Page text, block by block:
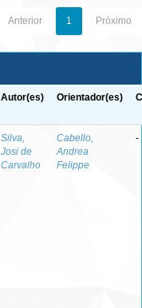
Anterior 1 Próximo
Autor(es) Orientador(es)
Silva,
Josi de
Carvalho
Cabello,
Andrea
Felippe
-